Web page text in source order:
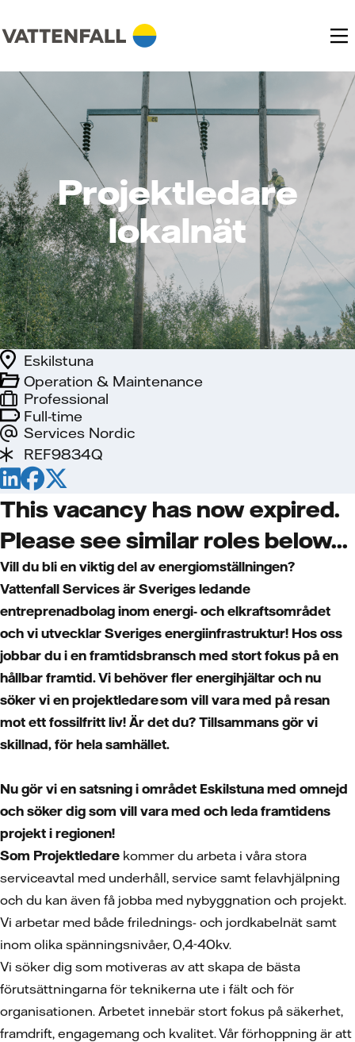
Projektledare
lokalnät
Full-time
Services Nordic
Eskilstuna
Professional
Operation & Maintenance
REF9834Q
This vacancy has now expired.
Please see similar roles below...
Vill du bli en viktig del av energiomställningen?
Vattenfall Services är Sveriges ledande
entreprenadbolag inom energi- och elkraftsområdet
och vi utvecklar Sveriges energiinfrastruktur! Hos oss
jobbar du i en framtidsbransch med stort fokus på en
hållbar framtid. Vi behöver fler energihjältar och nu
söker vi en projektledare som vill vara med på resan
mot ett fossilfritt liv! Är det du? Tillsammans gör vi
skillnad, för hela samhället.
Nu gör vi en satsning i området Eskilstuna med omnejd
och söker dig som vill vara med och leda framtidens
projekt i regionen!
Som Projektledare kommer du arbeta i våra stora
serviceavtal med underhåll, service samt felavhjälpning
och du kan även få jobba med nybyggnation och projekt.
Vi arbetar med både frilednings- och jordkabelnät samt
inom olika spänningsnivåer, 0,4-40kv.
Vi söker dig som motiveras av att skapa de bästa
förutsättningarna för teknikerna ute i fält och för
organisationen. Arbetet innebär stort fokus på säkerhet,
framdrift, engagemang och kvalitet. Vår förhoppning är att